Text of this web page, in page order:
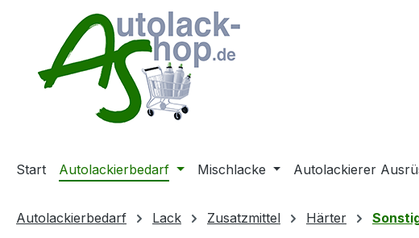
Hauptinhalt springen
Zur Suche springen
Zur Hauptnavigation springen
Start Autolackierbedarf Mischlacke Autolackierer
Autolackierbedarf Lack Zusatzmittel Härter